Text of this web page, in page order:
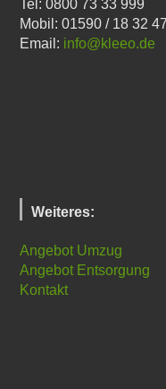
Tel: 0800 73 33 999
Mobil: 01590 / 18 32
Email: info@kleeo.de
Weiteres:
Angebot Umzug
Angebot Entsorgung
Kontakt